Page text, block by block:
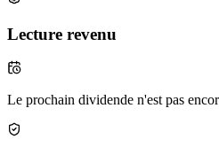
Lecture revenu
Le prochain dividende n'est pas